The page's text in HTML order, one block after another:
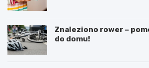
Znaleziono rower –
do domu!